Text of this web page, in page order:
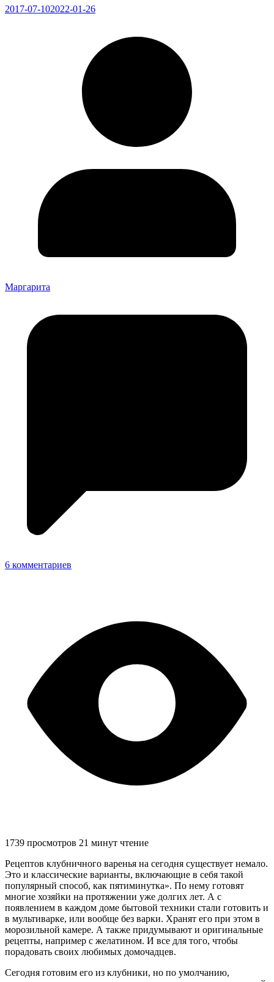
2017-07-102022-01-26
Маргарита
6 комментариев
1739 просмотров 21 минут чтение
Рецептов клубничного варенья на сегодня существует немало.
Это и классические варианты, включающие в себя такой
популярный способ, как пятиминутка». По нему готовят
многие хозяйки на протяжении уже долгих лет. А с
появлением в каждом доме бытовой техники стали готовить и
в мультиварке, или вообще без варки. Хранят его при этом в
морозильной камере. А также придумывают и оригинальные
рецепты, например с желатином. И все для того, чтобы
порадовать своих любимых домочадцев.
Сегодня готовим его из клубники, но по умолчанию,